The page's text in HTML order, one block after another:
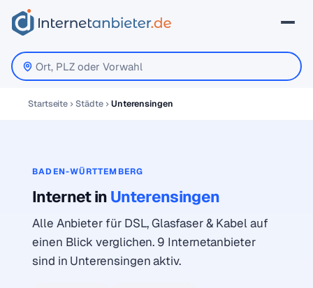
Startseite Städte Unterensingen
BADEN-WÜRTTEMBERG
Internet in Unterensingen
Alle Anbieter für DSL, Glasfaser & Kabel auf
einen Blick verglichen. 9 Internetanbieter
sind in Unterensingen aktiv.